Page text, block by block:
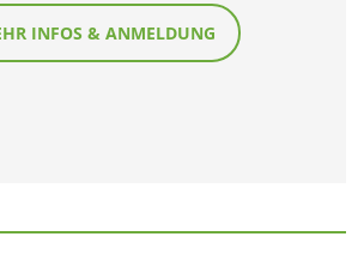
INFOS & ANMELDUNG